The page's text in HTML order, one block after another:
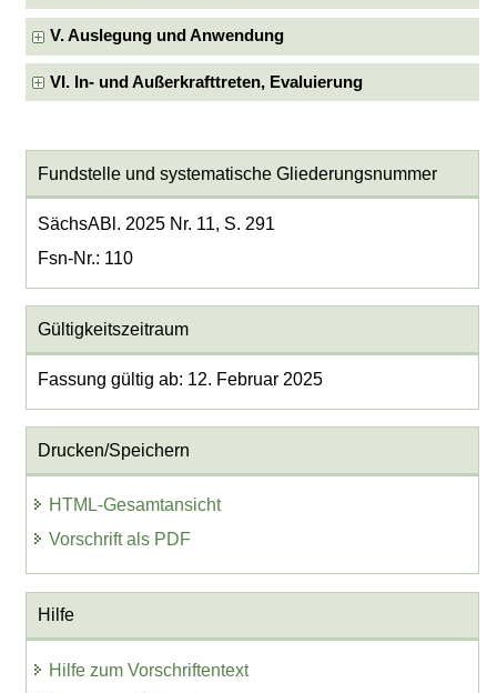
V. Auslegung und Anwendung
VI. In- und Außerkrafttreten, Evaluierung
Fundstelle und systematische Gliederungsnummer
SächsABl. 2025 Nr. 11, S. 291
Fsn-Nr.: 110
Gültigkeitszeitraum
Fassung gültig ab: 12. Februar 2025
Drucken/Speichern
HTML-Gesamtansicht
Vorschrift als PDF
Hilfe
Hilfe zum Vorschriftentext